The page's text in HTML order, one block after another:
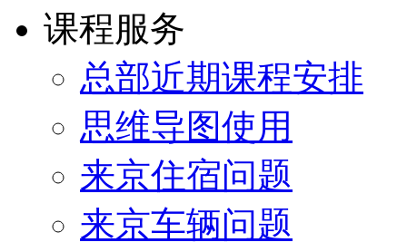
课程服务
总部近期课程安排
思维导图使用
来京住宿问题
来京车辆问题